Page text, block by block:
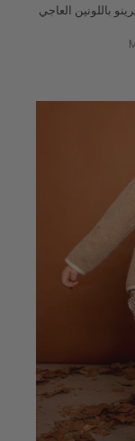
باللونين العاجي